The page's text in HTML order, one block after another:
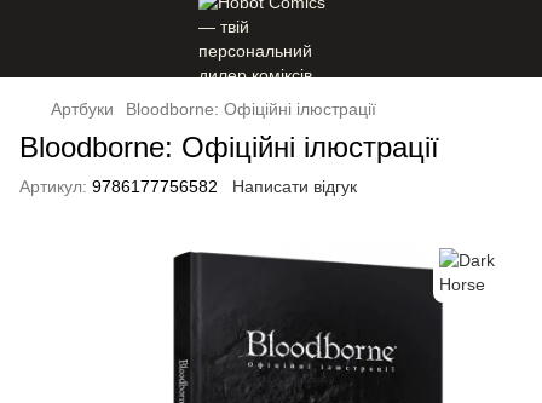
Артбуки Bloodborne: Офіційні ілюстрації
Bloodborne: Офіційні ілюстрації
Артикул: 9786177756582 Написати відгук